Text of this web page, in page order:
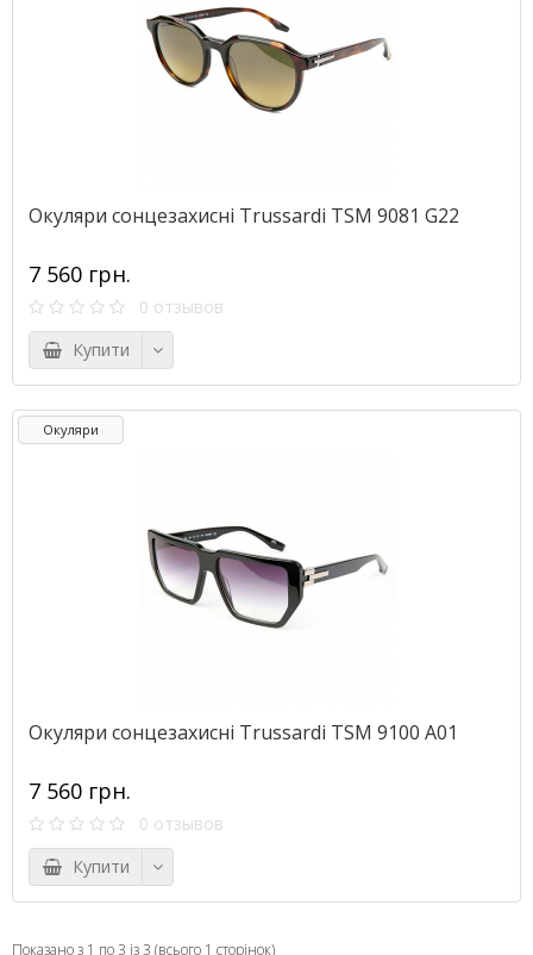
Окуляри сонцезахисні Trussardi TSM 9081 G22
7 560 грн.
0 отзывов
Купити
Окуляри
Окуляри сонцезахисні Trussardi TSM 9100 A01
7 560 грн.
0 отзывов
Купити
Показано з 1 по 3 із 3 (всього 1 сторінок)